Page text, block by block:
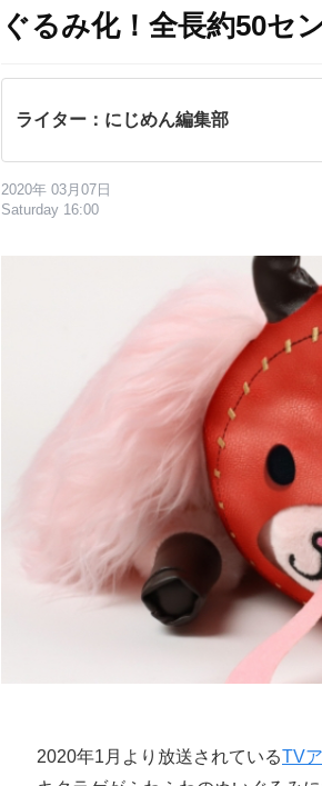
ぐるみ化！全長約50セ
ライター：にじめん編集部
2020年 03月07日
Saturday 16:00
2020年1月より放送されているTV